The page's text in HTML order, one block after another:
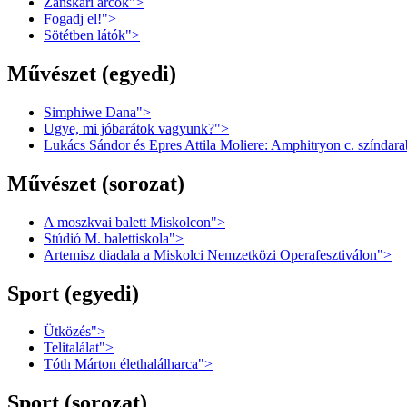
Fogadj el!">
Sötétben látók">
Művészet (egyedi)
Simphiwe Dana">
Ugye, mi jóbarátok vagyunk?">
Lukács Sándor és Epres Attila Moliere: Amphitryon c.
Művészet (sorozat)
A moszkvai balett Miskolcon">
Stúdió M. balettiskola">
Artemisz diadala a Miskolci Nemzetközi Operafesztiválon">
Sport (egyedi)
Ütközés">
Telitalálat">
Tóth Márton élethalálharca">